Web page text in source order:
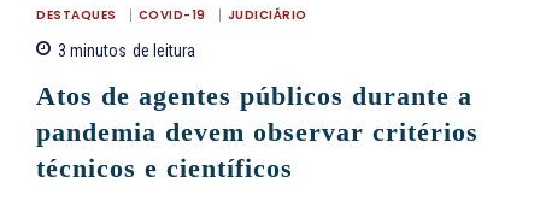
DESTAQUES COVID-19 JUDICIÁRIO
3 minutos de leitura
Atos de agentes públicos durante a
pandemia devem observar critérios
técnicos e científicos